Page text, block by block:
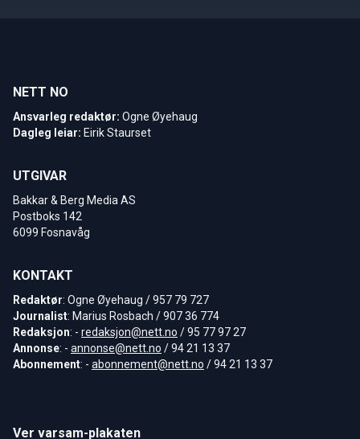
NETT NO
Ansvarleg redaktør: Ogne Øyehaug
Dagleg leiar: Eirik Staurset
UTGIVAR
Bakkar & Berg Media AS
Postboks 142
6099 Fosnavåg
KONTAKT
Redaktør: Ogne Øyehaug / 957 79 727
Journalist: Marius Rosbach / 907 36 774
Redaksjon: - redaksjon@nett.no / 95 77 97 27
Annonse: - annonse@nett.no / 94 21 13 37
Abonnement: - abonnement@nett.no / 94 21 13 37
Ver varsam-plakaten